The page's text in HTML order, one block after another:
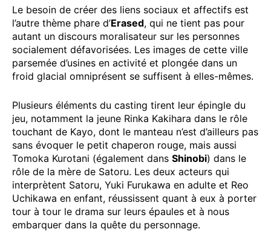
Le besoin de créer des liens sociaux et affectifs est
l’autre thème phare d’Erased, qui ne tient pas pour
autant un discours moralisateur sur les personnes
socialement défavorisées. Les images de cette ville
parsemée d’usines en activité et plongée dans un
froid glacial omniprésent se suffisent à elles-mêmes.
Plusieurs éléments du casting tirent leur épingle du
jeu, notamment la jeune Rinka Kakihara dans le rôle
touchant de Kayo, dont le manteau n’est d’ailleurs pas
sans évoquer le petit chaperon rouge, mais aussi
Tomoka Kurotani (également dans Shinobi) dans le
rôle de la mère de Satoru. Les deux acteurs qui
interprètent Satoru, Yuki Furukawa en adulte et Reo
Uchikawa en enfant, réussissent quant à eux à porter
tour à tour le drama sur leurs épaules et à nous
embarquer dans la quête du personnage.